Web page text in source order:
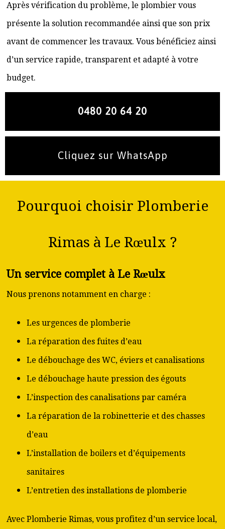
Après vérification du problème, le plombier vous
présente la solution recommandée ainsi que son prix
avant de commencer les travaux. Vous bénéficiez ainsi
d’un service rapide, transparent et adapté à votre
budget.
0480 20 64 20
Cliquez sur WhatsApp
Pourquoi choisir Plomberie
Rimas à Le Rœulx ?
Un service complet à Le Rœulx
Nous prenons notamment en charge :
Les urgences de plomberie
La réparation des fuites d’eau
Le débouchage des WC, éviers et canalisations
Le débouchage haute pression des égouts
L’inspection des canalisations par caméra
La réparation de la robinetterie et des chasses
d’eau
L’installation de boilers et d’équipements
sanitaires
L’entretien des installations de plomberie
Avec Plomberie Rimas, vous profitez d’un service local,